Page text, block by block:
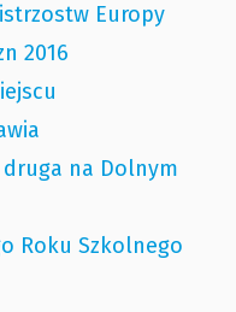
Europy
2016
na Dolnym
Roku Szkolnego